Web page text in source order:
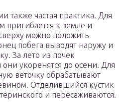
также частая практика. Для
пригибается к земле и
можно положить
побега выводят наружу и
За лето из почек
укоренятся до осени. Для
веточку обрабатывают
Отделившийся кустик
и пересаживаются.